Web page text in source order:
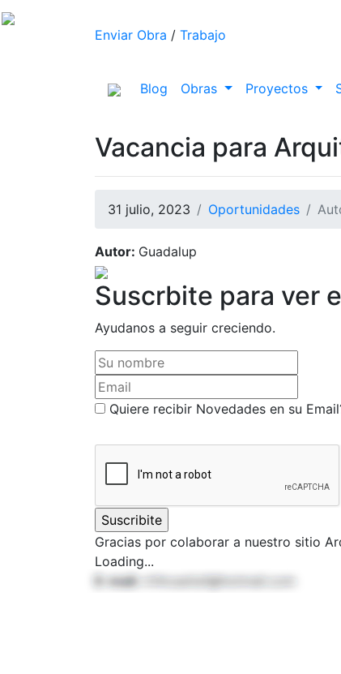
Enviar Obra / Trabajo
Blog (current)
Obras Proyectos
Vacancia para
31 julio, 2023 Oportunidades
Autor: Guadalup
Suscrbite para ver
Ayudanos a seguir creciendo.
Su nombre
Email
Quiere recibir Novedades en su
Gracias por colaborar a nuestro sitio
Loading...
E-mail:
rrhhcasita1@hotmail.com